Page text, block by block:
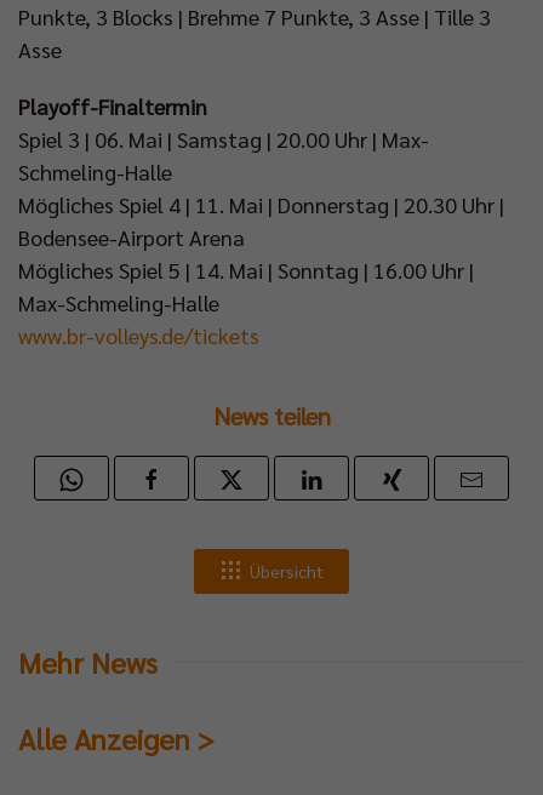
Punkte, 3 Blocks | Brehme 7 Punkte, 3 Asse | Tille 3
Asse
Playoff-Finaltermin
Spiel 3 | 06. Mai | Samstag | 20.00 Uhr | Max-
Schmeling-Halle
Mögliches Spiel 4 | 11. Mai | Donnerstag | 20.30 Uhr |
Bodensee-Airport Arena
Mögliches Spiel 5 | 14. Mai | Sonntag | 16.00 Uhr |
Max-Schmeling-Halle
www.br-volleys.de/tickets
News teilen
Übersicht
Mehr News
Alle Anzeigen >